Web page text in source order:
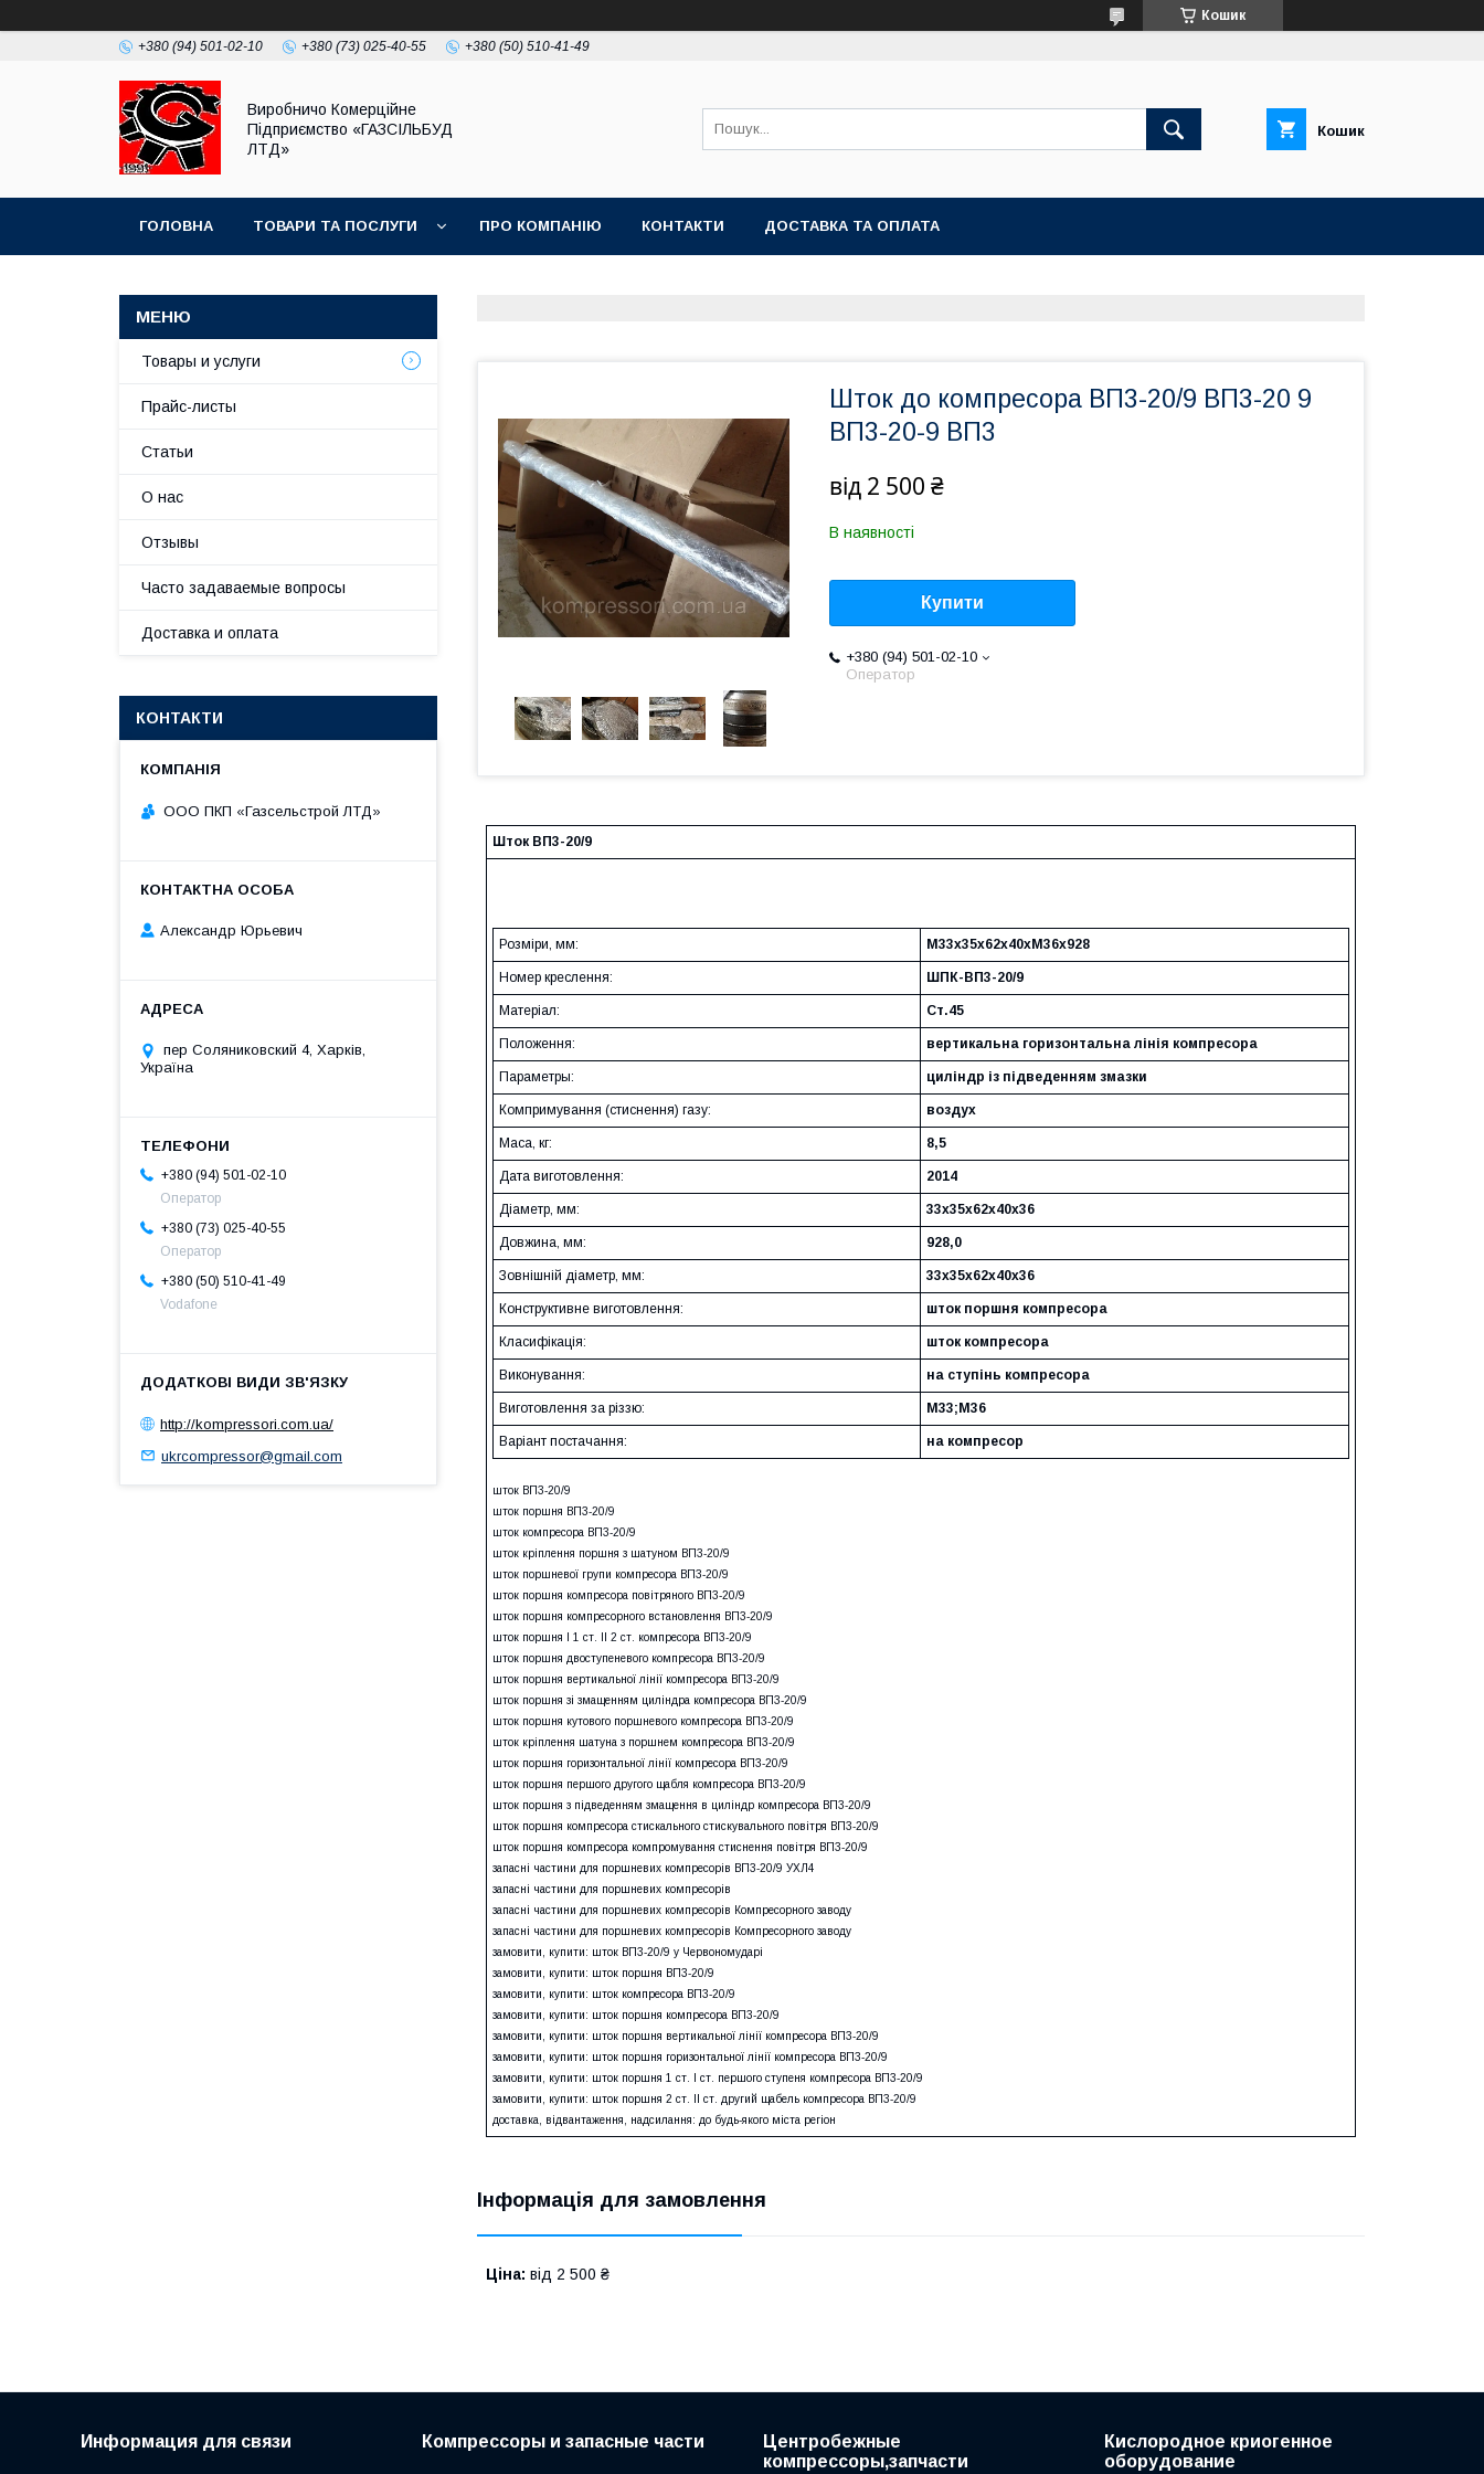
Кошик
+380 (94) 501-02-10 +380 (73) 025-40-55 +380 (50) 510-41-49
Виробничо Комерційне
Підприємство «ГАЗСIЛЬБУД
ЛТД»
Кошик
ГОЛОВНА ТОВАРИ ТА ПОСЛУГИ ПРО КОМПАНІЮ КОНТАКТИ ДОСТАВКА ТА ОПЛАТА
Шток до компресора ВП3-20/9 ВП3-20 9
ВП3-20-9 ВП3
від 2 500 ₴
В наявності
Купити
+380 (94) 501-02-10
Оператор
Шток ВП3-20/9
Розміри, мм: М33х35х62х40хМ36х928
Номер креслення: ШПК-ВП3-20/9
Матеріал: Ст.45
Положення: вертикальна горизонтальна лінія компресора
Параметры: циліндр із підведенням змазки
Компримування (стиснення) газу: воздух
Маса, кг: 8,5
Дата виготовлення: 2014
Діаметр, мм: 33х35х62х40х36
Довжина, мм: 928,0
Зовнішній діаметр, мм: 33х35х62х40х36
Конструктивне виготовлення: шток поршня компресора
Класифікація: шток компресора
Виконування: на ступінь компресора
Виготовлення за різзю: М33;М36
Варіант постачання: на компресор
шток ВП3-20/9
шток поршня ВП3-20/9
шток компресора ВП3-20/9
шток кріплення поршня з шатуном ВП3-20/9
шток поршневої групи компресора ВП3-20/9
шток поршня компресора повітряного ВП3-20/9
шток поршня компресорного встановлення ВП3-20/9
шток поршня I 1 ст. II 2 ст. компресора ВП3-20/9
шток поршня двоступеневого компресора ВП3-20/9
шток поршня вертикальної лінії компресора ВП3-20/9
шток поршня зі змащенням циліндра компресора ВП3-20/9
шток поршня кутового поршневого компресора ВП3-20/9
шток кріплення шатуна з поршнем компресора ВП3-20/9
шток поршня горизонтальної лінії компресора ВП3-20/9
шток поршня першого другого щабля компресора ВП3-20/9
шток поршня з підведенням змащення в циліндр компресора ВП3-20/9
шток поршня компресора стискального стискувального повітря ВП3-20/9
шток поршня компресора компромування стиснення повітря ВП3-20/9
запасні частини для поршневих компресорів ВП3-20/9 УХЛ4
запасні частини для поршневих компресорів
запасні частини для поршневих компресорів Компресорного заводу
запасні частини для поршневих компресорів Компресорного заводу
замовити, купити: шток ВП3-20/9 у Червономударі
замовити, купити: шток поршня ВП3-20/9
замовити, купити: шток компресора ВП3-20/9
замовити, купити: шток поршня компресора ВП3-20/9
замовити, купити: шток поршня вертикальної лінії компресора ВП3-20/9
замовити, купити: шток поршня горизонтальної лінії компресора ВП3-20/9
замовити, купити: шток поршня 1 ст. I ст. першого ступеня компресора ВП3-20/9
замовити, купити: шток поршня 2 ст. II ст. другий щабель компресора ВП3-20/9
доставка, відвантаження, надсилання: до будь-якого міста регіон
Інформація для замовлення
Ціна: від 2 500 ₴
Товары и услуги
Прайс-листы
Статьи
О нас
Отзывы
Часто задаваемые вопросы
Доставка и оплата
КОНТАКТИ
ООО ПКП «Газсельстрой ЛТД»
Александр Юрьевич
пер Соляниковский 4, Харків,
Україна
+380 (94) 501-02-10
Оператор
+380 (73) 025-40-55
Оператор
+380 (50) 510-41-49
Vodafone
http://kompressori.com.ua/
ukrcompressor@gmail.com
Информация для связи Компрессоры и запасные части
Центробежные
компрессоры,запчасти
Кислородное криогенное
оборудование